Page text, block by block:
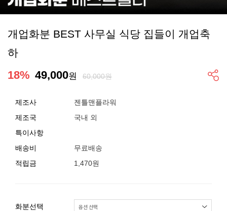
개업화분 BEST 사무실 식당 집들이 개업축
하
18% 49,000원 60,000원
제조사
젠틀맨플라워
제조국
국내 외
특이사항
배송비
무료배송
적립금
1,470원
화분선택